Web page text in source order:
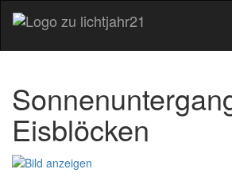
Eisblöcken